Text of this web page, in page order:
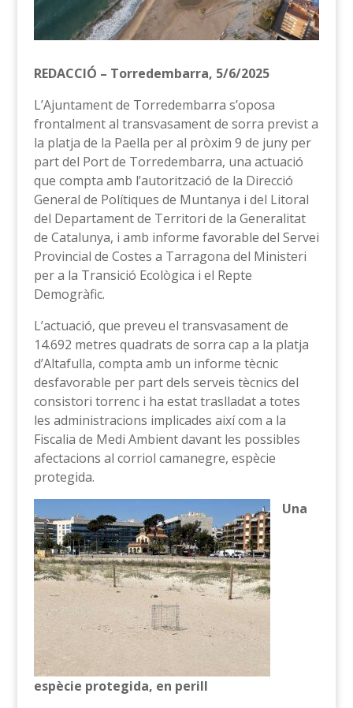
REDACCIÓ – Torredembarra, 5/6/2025
L’Ajuntament de Torredembarra s’oposa
frontalment al transvasament de sorra previst a
la platja de la Paella per al pròxim 9 de juny per
part del Port de Torredembarra, una actuació
que compta amb l’autorització de la Direcció
General de Polítiques de Muntanya i del Litoral
del Departament de Territori de la Generalitat
de Catalunya, i amb informe favorable del Servei
Provincial de Costes a Tarragona del Ministeri
per a la Transició Ecològica i el Repte
Demogràfic.
L’actuació, que preveu el transvasament de
14.692 metres quadrats de sorra cap a la platja
d’Altafulla, compta amb un informe tècnic
desfavorable per part dels serveis tècnics del
consistori torrenc i ha estat traslladat a totes
les administracions implicades així com a la
Fiscalia de Medi Ambient davant les possibles
afectacions al corriol camanegre, espècie
protegida.
Una
espècie protegida, en perill